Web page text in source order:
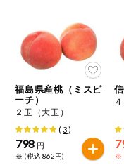
ご利用ガイド
商品のリクエスト
アプリのダウンロード
PC版サイトを表示
洗濯・バス・
トイレ用品
住居・生活用
品
コスメ＆ボデ
ィケア
アレルゲン情報は、商
必ず商品パッケージの
特定原材料に準ずるも
範囲でのお知らせです
福島県産桃（ミスピ
ーチ）
２玉（大玉）
(3)
798 円
※ (税込 862円) ※